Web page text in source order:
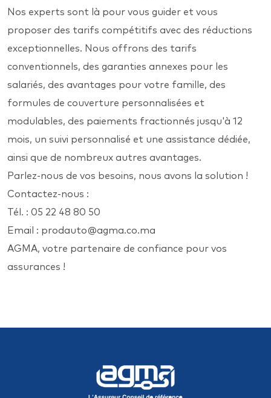
Nos experts sont là pour vous guider et vous
proposer des tarifs compétitifs avec des réductions
exceptionnelles. Nous offrons des tarifs
conventionnels, des garanties annexes pour les
salariés, des avantages pour votre famille, des
formules de couverture personnalisées et
modulables, des paiements fractionnés jusqu'à 12
mois, un suivi personnalisé et une assistance dédiée,
ainsi que de nombreux autres avantages.
Parlez-nous de vos besoins, nous avons la solution !
Contactez-nous :
Tél. : 05 22 48 80 50
Email : prodauto@agma.co.ma
AGMA, votre partenaire de confiance pour vos
assurances !